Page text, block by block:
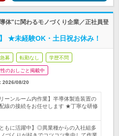
体"に関わるモノづくり企業／正社員登
★未経験OK・土日祝お休み！
急募 転勤なし 学歴不問
のおしごと掲載中
2026/08/20
ーンルーム内作業】半導体製造装置の
線の接続をお任せします ★丁寧な研修
もに活躍中】◎異業種からの入社組多
づくりが好きでコツコツ集中して作業